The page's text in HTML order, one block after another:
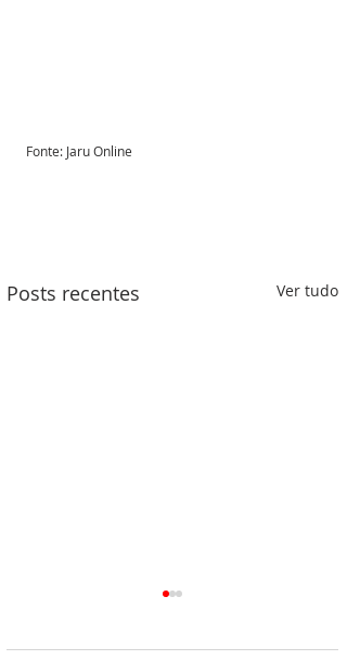
Fonte: Jaru Online
Posts recentes Ver tudo